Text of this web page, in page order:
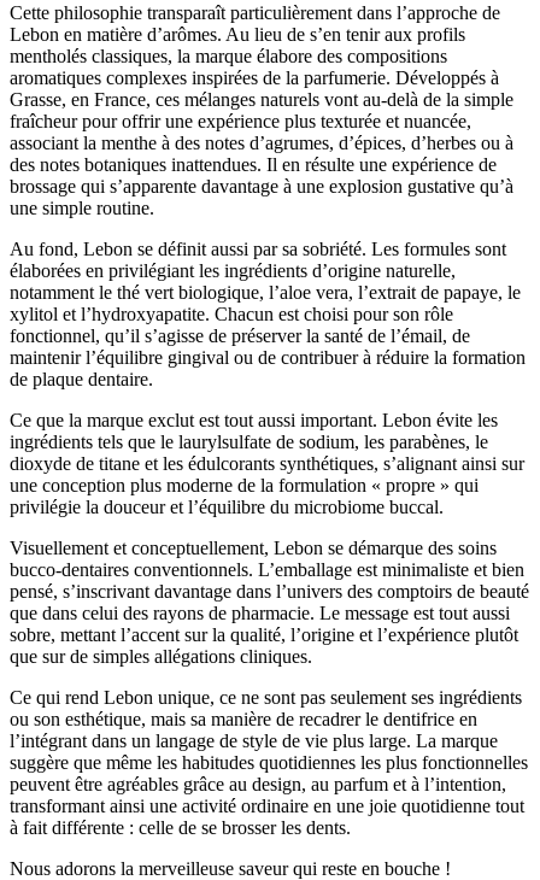
Cette philosophie transparaît particulièrement dans l’approche de
Lebon en matière d’arômes. Au lieu de s’en tenir aux profils
mentholés classiques, la marque élabore des compositions
aromatiques complexes inspirées de la parfumerie. Développés à
Grasse, en France, ces mélanges naturels vont au-delà de la simple
fraîcheur pour offrir une expérience plus texturée et nuancée,
associant la menthe à des notes d’agrumes, d’épices, d’herbes ou à
des notes botaniques inattendues. Il en résulte une expérience de
brossage qui s’apparente davantage à une explosion gustative qu’à
une simple routine.
Au fond, Lebon se définit aussi par sa sobriété. Les formules sont
élaborées en privilégiant les ingrédients d’origine naturelle,
notamment le thé vert biologique, l’aloe vera, l’extrait de papaye, le
xylitol et l’hydroxyapatite. Chacun est choisi pour son rôle
fonctionnel, qu’il s’agisse de préserver la santé de l’émail, de
maintenir l’équilibre gingival ou de contribuer à réduire la formation
de plaque dentaire.
Ce que la marque exclut est tout aussi important. Lebon évite les
ingrédients tels que le laurylsulfate de sodium, les parabènes, le
dioxyde de titane et les édulcorants synthétiques, s’alignant ainsi sur
une conception plus moderne de la formulation « propre » qui
privilégie la douceur et l’équilibre du microbiome buccal.
Visuellement et conceptuellement, Lebon se démarque des soins
bucco-dentaires conventionnels. L’emballage est minimaliste et bien
pensé, s’inscrivant davantage dans l’univers des comptoirs de beauté
que dans celui des rayons de pharmacie. Le message est tout aussi
sobre, mettant l’accent sur la qualité, l’origine et l’expérience plutôt
que sur de simples allégations cliniques.
Ce qui rend Lebon unique, ce ne sont pas seulement ses ingrédients
ou son esthétique, mais sa manière de recadrer le dentifrice en
l’intégrant dans un langage de style de vie plus large. La marque
suggère que même les habitudes quotidiennes les plus fonctionnelles
peuvent être agréables grâce au design, au parfum et à l’intention,
transformant ainsi une activité ordinaire en une joie quotidienne tout
à fait différente : celle de se brosser les dents.
Nous adorons la merveilleuse saveur qui reste en bouche !